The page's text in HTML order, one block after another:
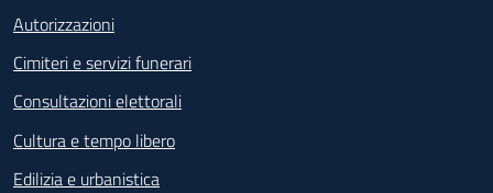
Autorizzazioni
Cimiteri e servizi funerari
Consultazioni elettorali
Cultura e tempo libero
Edilizia e urbanistica